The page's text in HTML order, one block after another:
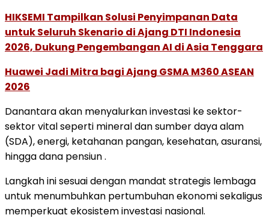
HIKSEMI Tampilkan Solusi Penyimpanan Data
untuk Seluruh Skenario di Ajang DTI Indonesia
2026, Dukung Pengembangan AI di Asia Tenggara
Huawei Jadi Mitra bagi Ajang GSMA M360 ASEAN
2026
Danantara akan menyalurkan investasi ke sektor-
sektor vital seperti mineral dan sumber daya alam
(SDA), energi, ketahanan pangan, kesehatan, asuransi,
hingga dana pensiun .
Langkah ini sesuai dengan mandat strategis lembaga
untuk menumbuhkan pertumbuhan ekonomi sekaligus
memperkuat ekosistem investasi nasional.